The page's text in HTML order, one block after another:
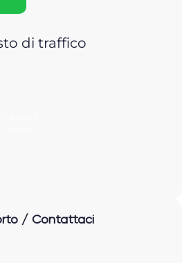
di traffico
/ Contattaci